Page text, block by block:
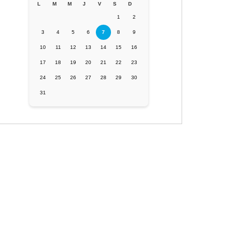
L M M J V S D
1 2
3 4 5 6 7 8 9
10 11 12 13 14 15 16
17 18 19 20 21 22 23
24 25 26 27 28 29 30
31